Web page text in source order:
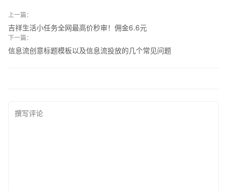
上一篇：
吉祥生活小任务全网最高价秒审！佣金6.6元
下一篇：
信息流创意标题模板以及信息流投放的几个常见问题